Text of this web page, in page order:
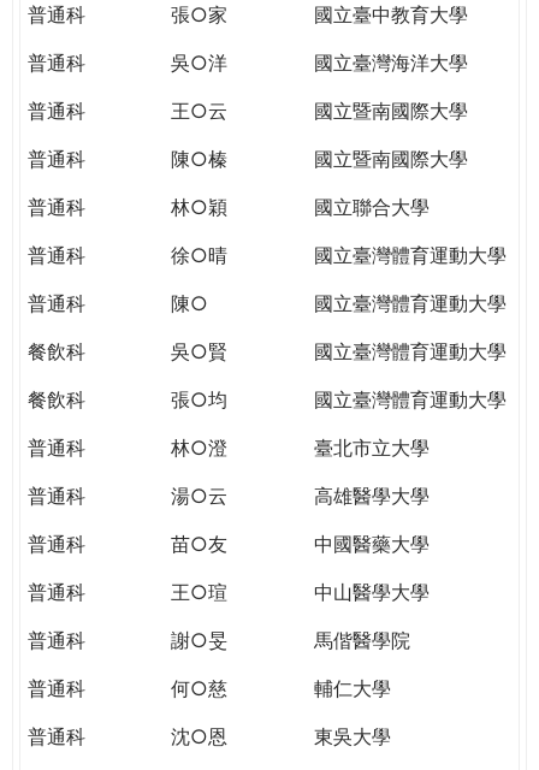
WAGOR
TODAY
THE
WORLD
PUTTING
YOU
THE
CITIZENSHIP
普通科
張○家
國立臺中教育大學
普通科
吳○洋
國立臺灣海洋大學
普通科
王○云
國立暨南國際大學
普通科
陳○榛
國立暨南國際大學
普通科
林○穎
國立聯合大學
普通科
徐○晴
國立臺灣體育運動大學
普通科
陳○
國立臺灣體育運動大學
餐飲科
吳○賢
國立臺灣體育運動大學
餐飲科
張○均
國立臺灣體育運動大學
普通科
林○澄
臺北市立大學
普通科
湯○云
高雄醫學大學
普通科
苗○友
中國醫藥大學
普通科
王○瑄
中山醫學大學
普通科
謝○旻
馬偕醫學院
普通科
何○慈
輔仁大學
普通科
沈○恩
東吳大學